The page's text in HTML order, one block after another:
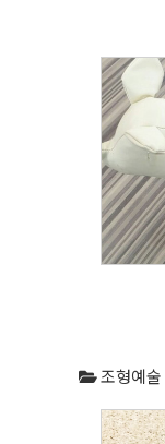
조형예술